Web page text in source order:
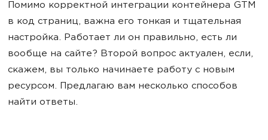
Помимо корректной интеграции контейнера GTM
в код страниц, важна его тонкая и тщательная
настройка. Работает ли он правильно, есть ли
вообще на сайте? Второй вопрос актуален, если,
скажем, вы только начинаете работу с новым
ресурсом. Предлагаю вам несколько способов
найти ответы.